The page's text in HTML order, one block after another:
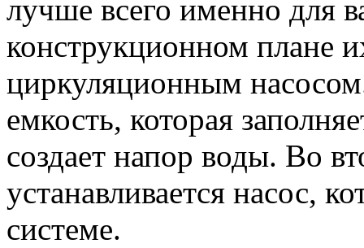
лучше всего именно для
конструкционном плане
циркуляционным
емкость, которая
создает напор воды. Во
устанавливается насос,
системе.